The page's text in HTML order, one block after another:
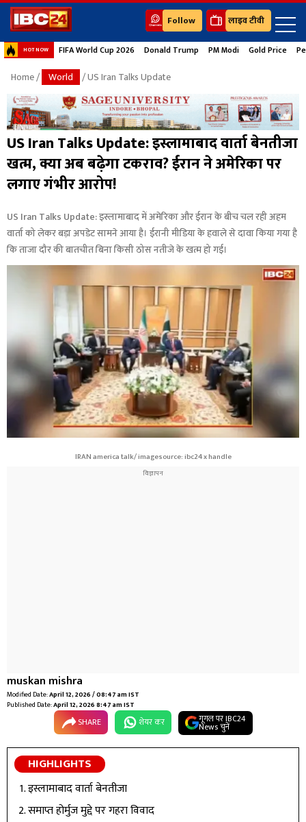
Follow लाइव टीवी
HOT NOW FIFA World Cup 2026 Donald Trump PM Modi Gold Price
Home/ World / US Iran Talks Update
US Iran Talks Update: इस्लामाबाद वार्ता बेनतीजा
खत्म, क्या अब बढ़ेगा टकराव? ईरान ने अमेरिका पर
लगाए गंभीर आरोप!
US Iran Talks Update: इस्लामाबाद में अमेरिका और ईरान के बीच चल रही अहम
वार्ता को लेकर बड़ा अपडेट सामने आया है। ईरानी मीडिया के हवाले से दावा किया गया है
कि ताजा दौर की बातचीत बिना किसी ठोस नतीजे के खत्म हो गई।
IRAN america talk/ imagesource: ibc24 x handle
muskan mishra
Modified Date:April 12, 2026 / 08:47 am IST
Published Date:April 12, 2026 8:47 am IST
SHARE शेयर कर गूगल पर IBC24
News चुनें
HIGHLIGHTS
इस्लामाबाद वार्ता बेनतीजा
समाप्त होर्मुज मुद्दे पर गहरा विवाद